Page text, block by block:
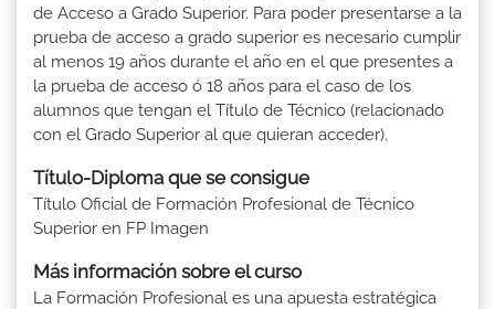
de Acceso a Grado Superior. Para poder presentarse a la
prueba de acceso a grado superior es necesario cumplir
al menos 19 años durante el año en el que presentes a
la prueba de acceso ó 18 años para el caso de los
alumnos que tengan el Título de Técnico (relacionado
con el Grado Superior al que quieran acceder).
Título-Diploma que se consigue
Título Oficial de Formación Profesional de Técnico
Superior en FP Imagen
Más información sobre el curso
La Formación Profesional es una apuesta estratégica